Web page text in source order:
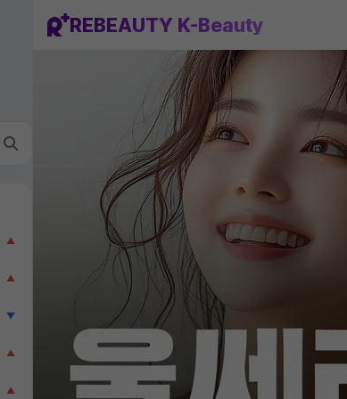
▲
▲
▼
▲
▲
REBEAUTY K-Beauty